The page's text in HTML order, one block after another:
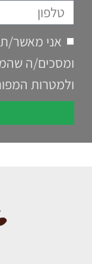
אני מאשר/
ומסכים/ה
ולמטרות